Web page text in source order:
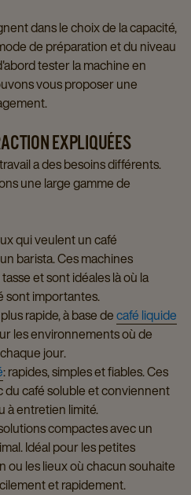
dans le choix de la capacité,
de préparation et du niveau
tester la machine en
vous proposer une
EXPLIQUÉES
a des besoins différents.
une large gamme de
qui veulent un café
barista. Ces machines
et sont idéales là où la
sont importantes.
rapide, à base decafé liquide
les environnements où de
jour.
: rapides, simples et fiables. Ces
café soluble et conviennent
à entretien limité.
compactes avec un
Idéal pour les petites
ou les lieux où chacun souhaite
et rapidement.